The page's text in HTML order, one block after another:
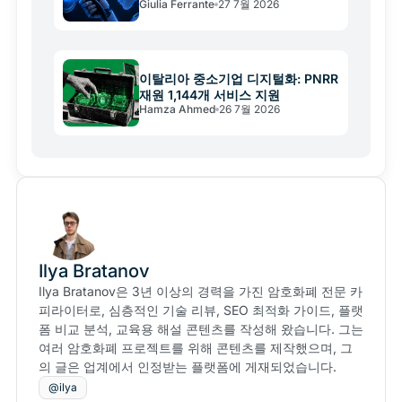
Giulia Ferrante 27 7월 2026
이탈리아 중소기업 디지털화: PNRR
재원 1,144개 서비스 지원
Hamza Ahmed 26 7월 2026
Ilya Bratanov
Ilya Bratanov은 3년 이상의 경력을 가진 암호화폐 전문 카
피라이터로, 심층적인 기술 리뷰, SEO 최적화 가이드, 플랫
폼 비교 분석, 교육용 해설 콘텐츠를 작성해 왔습니다. 그는
여러 암호화폐 프로젝트를 위해 콘텐츠를 제작했으며, 그
의 글은 업계에서 인정받는 플랫폼에 게재되었습니다.
@ilya